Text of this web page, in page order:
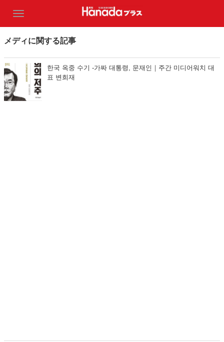
メディに関する記事
한국 옥중 수기 -가짜 대통령, 문재인｜주간 미디어워치 대
표 변희재